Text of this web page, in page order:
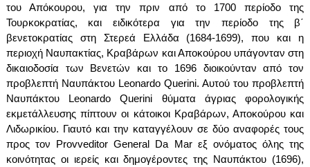
του Απόκουρου, για την πριν από το 1700 περίοδο της
Τουρκοκρατίας, και ειδικότερα για την περίοδο της β΄
βενετοκρατίας στη Στερεά Ελλάδα (1684-1699), που και η
περιοχή Ναυπακτίας, Κραβάρων και Αποκούρου υπάγονταν στη
δικαιοδοσία των Βενετών και το 1696 διοικούνταν από τον
προβλεπτή Ναυπάκτου Leonardo Querini. Αυτού του προβλεπτή
Ναυπάκτου Leonardo Querini θύματα άγριας φορολογικής
εκμετάλλευσης πίπτουν οι κάτοικοι Κραβάρων, Αποκούρου και
Λιδωρικίου. Γιαυτό και την καταγγέλουν σε δύο αναφορές τους
προς τον Provveditor General Da Marεξ ονόματος όλης της
κοινότητας οι ιερείς και δημογέροντες της Ναυπάκτου (1696),